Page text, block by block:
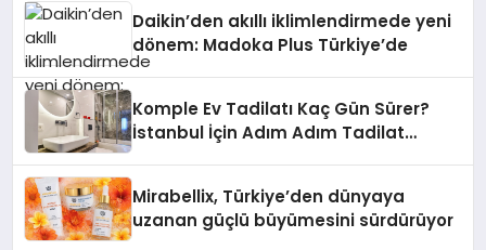
Daikin’den akıllı iklimlendirmede yeni
dönem: Madoka Plus Türkiye’de
Komple Ev Tadilatı Kaç Gün Sürer?
İstanbul İçin Adım Adım Tadilat
Mirabellix, Türkiye’den dünyaya
uzanan güçlü büyümesini sürdürüyor